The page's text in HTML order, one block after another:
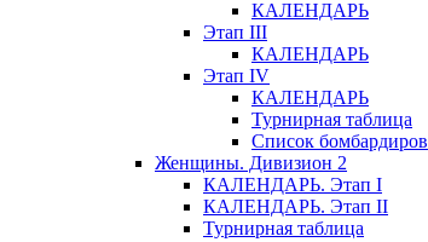
КАЛЕНДАРЬ
Этап III
КАЛЕНДАРЬ
Этап IV
КАЛЕНДАРЬ
Турнирная таблица
Список бомбардиров
Женщины. Дивизион 2
КАЛЕНДАРЬ. Этап I
КАЛЕНДАРЬ. Этап II
Турнирная таблица